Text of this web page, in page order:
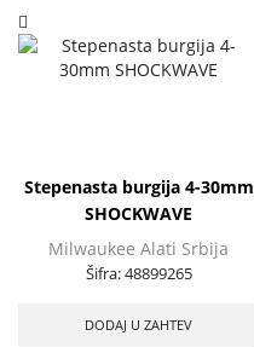
Stepenasta burgija 4-30mm
SHOCKWAVE
Milwaukee Alati Srbija
Šifra:48899265
DODAJ U ZAHTEV